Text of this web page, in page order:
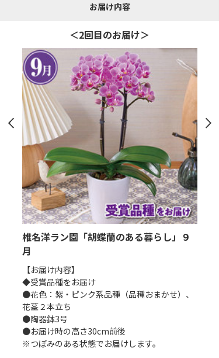
お届け内容
＜2回目のお届け＞
椎名洋ラン園「胡蝶蘭のある暮らし」９
月
【お届け内容】
◆受賞品種をお届け
●花色：紫・ピンク系品種（品種おまかせ）、
花茎２本立ち
●陶器鉢3号
●お届け時の高さ30cm前後
※つぼみのある状態でお届けします。